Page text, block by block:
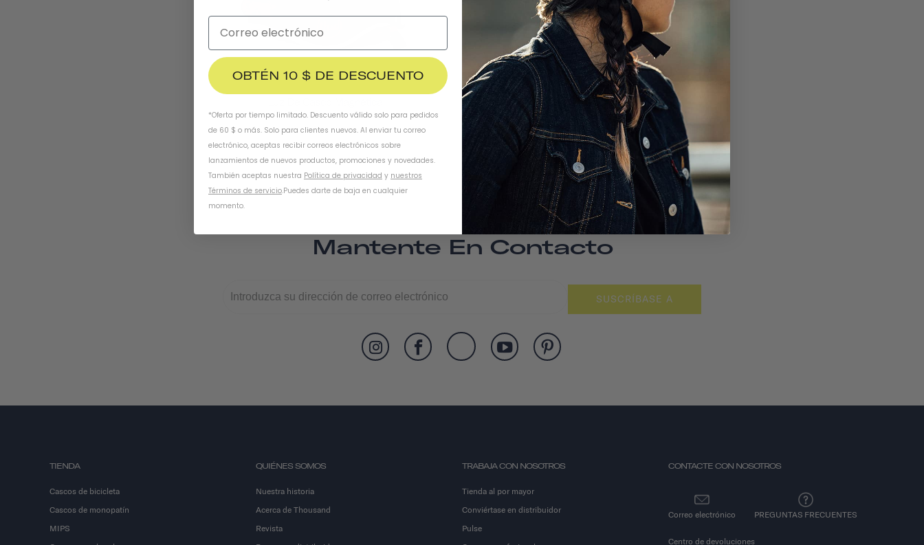
249,00 coronas suecas
Timbre De Bicicleta Pennant
Mantente En Contacto
SUSCRÍBASE A
TIENDA
Cascos de bicicleta
Cascos de monopatín
MIPS
QUIÉNES SOMOS
Nuestra historia
Acerca de Thousand
Revista
TRABAJA CON NOSOTROS
Tienda al por mayor
Conviértase en distribuidor
Pulse
CONTACTE CON NOSOTROS
Correo electrónico PREGUNTAS FRECUENTES
Centro de devoluciones
OBTÉN 10 $ DE DESCUENTO
*Oferta por tiempo limitado. Descuento válido solo para pedidos
de 60 $ o más. Solo para clientes nuevos. Al enviar tu correo
electrónico, aceptas recibir correos electrónicos sobre
lanzamientos de nuevos productos, promociones y novedades.
También aceptas nuestra Política de privacidad y nuestros
Términos de servicio.Puedes darte de baja en cualquier
momento.